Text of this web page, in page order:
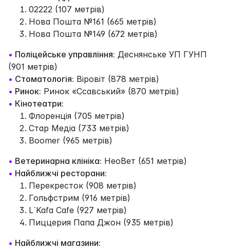
02222 (107 метрів)
Нова Пошта №161 (665 метрів)
Нова Пошта №149 (672 метрів)
• Поліцейське управління: Деснянське УП ГУНП
(901 метрів)
• Стоматологія: Віровіт (878 метрів)
• Ринок: Ринок «Ссавський» (870 метрів)
• Кінотеатри:
Флоренція (705 метрів)
Стар Медіа (733 метрів)
Boomer (965 метрів)
• Ветеринарна клініка: НеоВет (651 метрів)
• Найближчі ресторани:
Перекресток (908 метрів)
Гольфстрим (916 метрів)
L`Kafa Cafe (927 метрів)
Пиццерия Папа Джон (935 метрів)
• Найближчі магазини: